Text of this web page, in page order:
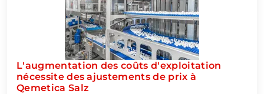
L'augmentation des coûts d'exploitation
nécessite des ajustements de prix à
Qemetica Salz